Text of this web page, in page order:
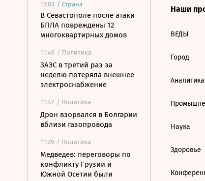
12:03 / Страна
В Севастополе после атаки
БПЛА повреждены 12
многоквартирных домов
11:49 / Политика
ЗАЭС в третий раз за
неделю потеряла внешнее
электроснабжение
11:47 / Политика
Дрон взорвался в Болгарии
вблизи газопровода
11:29 / Политика
Медведев: переговоры по
конфликту Грузии и
Южной Осетии были
Наши
ВЕДЫ
Город
Аналитика
Наука
Здоровье